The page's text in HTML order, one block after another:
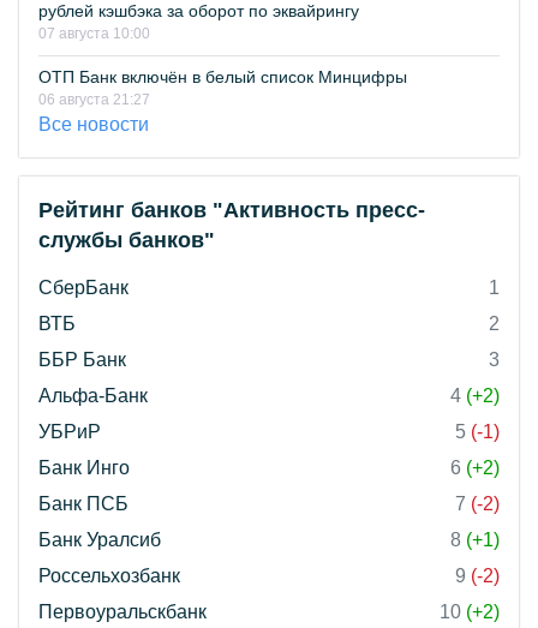
рублей кэшбэка за оборот по эквайрингу
07 августа 10:00
ОТП Банк включён в белый список Минцифры
06 августа 21:27
Все новости
Рейтинг банков "Активность пресс-
службы банков"
СберБанк
1
ВТБ
2
ББР Банк
3
Альфа-Банк
4 (+2)
УБРиР
5 (-1)
Банк Инго
6 (+2)
Банк ПСБ
7 (-2)
Банк Уралсиб
8 (+1)
Россельхозбанк
9 (-2)
Первоуральскбанк
10 (+2)